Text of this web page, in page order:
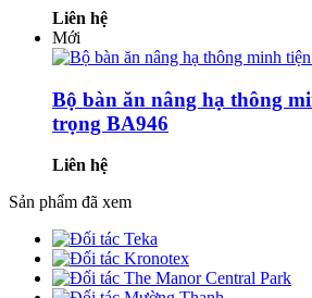
Liên hệ
Mới
Bộ bàn ăn nâng hạ thông
trọng BA946
Liên hệ
Sản phẩm đã xem